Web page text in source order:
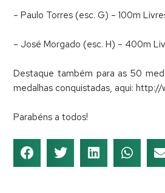
– Paulo Torres (esc. G) – 100m
– José Morgado (esc. H) – 400m
Destaque também para as 50
medalhas conquistadas, aqui: http://
Parabéns a todos!